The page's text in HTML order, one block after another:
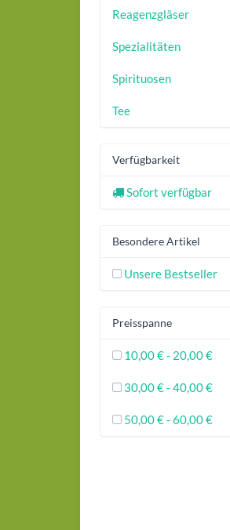
Reagenzgläser
Spezialitäten
Spirituosen
Tee
Verfügbarkeit
Sofort verfügbar
Besondere Artikel
Unsere Bestseller
Preisspanne
10,00 € - 20,00 €
30,00 € - 40,00 €
50,00 € - 60,00 €